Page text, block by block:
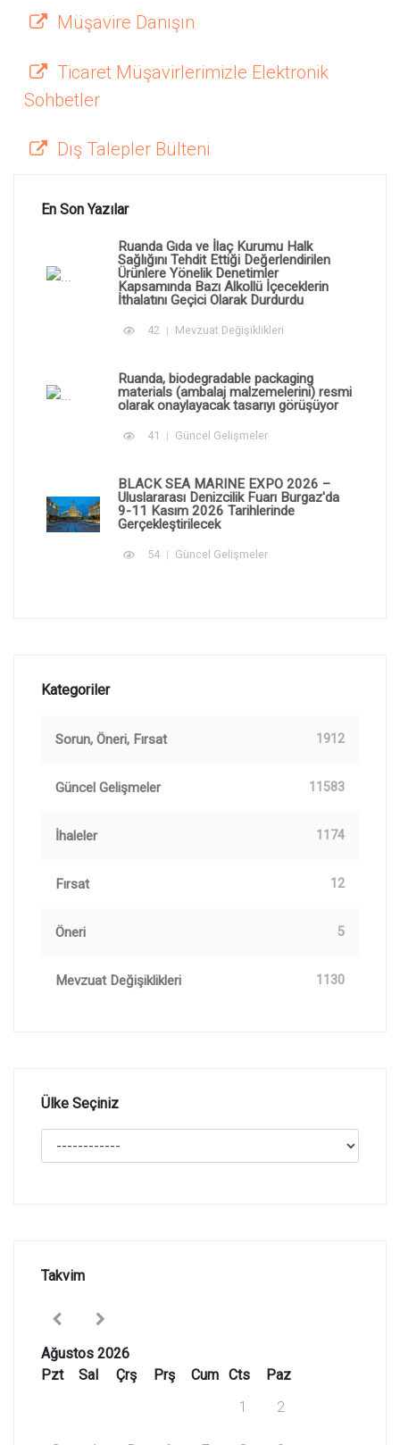
Müşavire Danışın
Ticaret Müşavirlerimizle Elektronik
Sohbetler
Dış Talepler Bülteni
En Son Yazılar
Ruanda Gıda ve İlaç Kurumu Halk
Sağlığını Tehdit Ettiği Değerlendirilen
Ürünlere Yönelik Denetimler
Kapsamında Bazı Alkollü İçeceklerin
İthalatını Geçici Olarak Durdurdu
42 Mevzuat Değişiklikleri
Ruanda, biodegradable packaging
materials (ambalaj malzemelerini) resmi
olarak onaylayacak tasarıyı görüşüyor
41 Güncel Gelişmeler
BLACK SEA MARINE EXPO 2026 –
Uluslararası Denizcilik Fuarı Burgaz'da
9-11 Kasım 2026 Tarihlerinde
Gerçekleştirilecek
54 Güncel Gelişmeler
Kategoriler
Sorun, Öneri, Fırsat 1912
Güncel Gelişmeler 11583
İhaleler 1174
Fırsat 12
Öneri 5
Mevzuat Değişiklikleri 1130
Ülke Seçiniz
Takvim
Ağustos 2026
Pzt
Sal Çrş Prş Cum Cts
Paz
1
2